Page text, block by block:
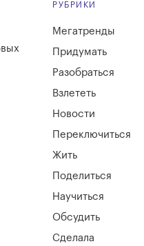
РУБРИКИ
Мегатренды
Придумать
Разобраться
Взлететь
Новости
Переключиться
Жить
Поделиться
Научиться
Обсудить
Сделала